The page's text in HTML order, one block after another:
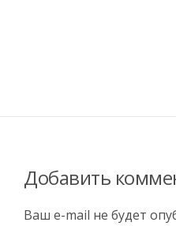
Добавить
Ваш e-mail не будет